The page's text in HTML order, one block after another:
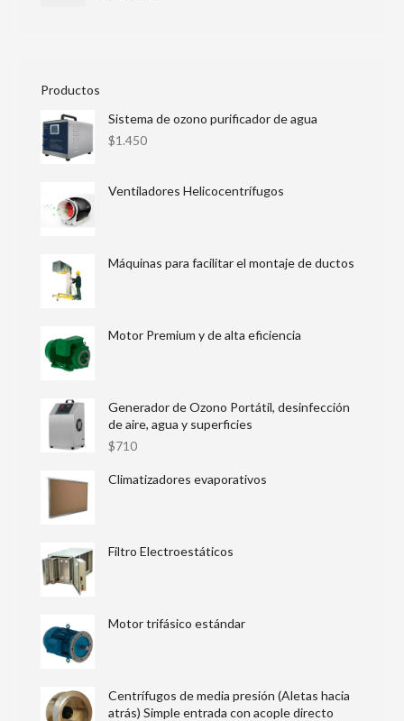
Productos
Sistema de ozono purificador de agua
$1.450
Ventiladores Helicocentrífugos
Máquinas para facilitar el montaje de ductos
Motor Premium y de alta eficiencia
Generador de Ozono Portátil, desinfección
de aire, agua y superficies
$710
Climatizadores evaporativos
Filtro Electroestáticos
Motor trifásico estándar
Centrífugos de media presión (Aletas hacia
atrás) Simple entrada con acople directo